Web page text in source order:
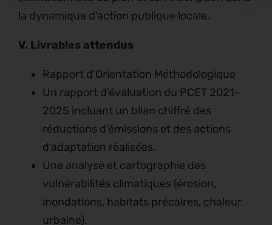
la dynamique d’action publique locale.
V. Livrables attendus
Rapport d’Orientation Méthodologique
Un rapport d’évaluation du PCET 2021-
2025 incluant un bilan chiffré des
réductions d’émissions et des actions
d’adaptation réalisées.
Une analyse et cartographie des
vulnérabilités climatiques (érosion,
inondations, habitats précaires, chaleur
urbaine).